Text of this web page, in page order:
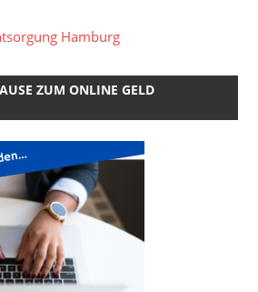
Hamburg
ZUM ONLINE GELD